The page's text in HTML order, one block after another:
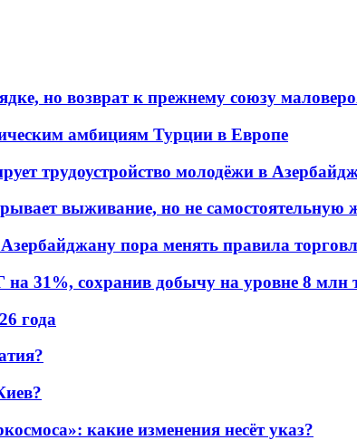
но возврат к прежнему союзу
амбициям Турции в Европе
трудоустройство молодёжи в
выживание, но не самостоятельную
пора менять правила
31%, сохранив добычу на уровне 8 млн
года
какие изменения несёт указ?